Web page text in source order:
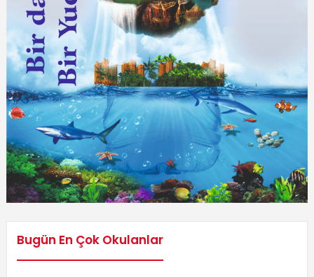
Bugün En Çok Okulanlar